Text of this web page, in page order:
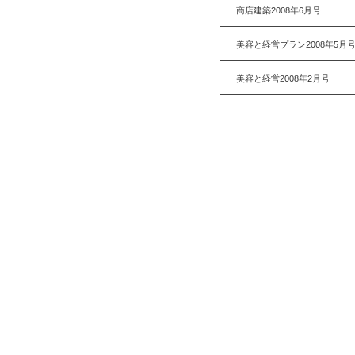
商店建築2008年6月号
美容と経営プラン2008年5月号
美容と経営2008年2月号